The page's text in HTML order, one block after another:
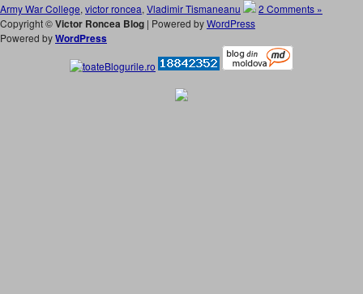
Army War College, victor roncea, Vladimir Tismaneanu
2 Comments »
Copyright ©Victor Roncea Blog | Powered byWordPress
Powered byWordPress